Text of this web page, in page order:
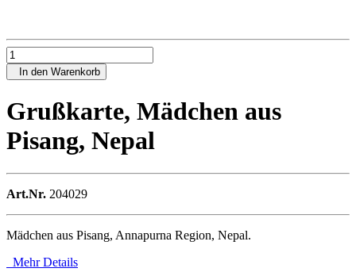
In den Warenkorb
Grußkarte, Mädchen aus
Pisang, Nepal
Art.Nr. 204029
Mädchen aus Pisang, Annapurna Region, Nepal.
Mehr Details